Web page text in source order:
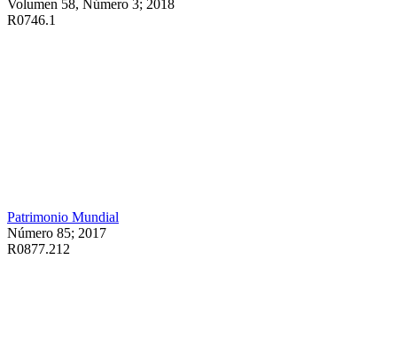
Volumen 58, Número 3; 2018
R0746.1
Patrimonio Mundial
Número 85; 2017
R0877.212